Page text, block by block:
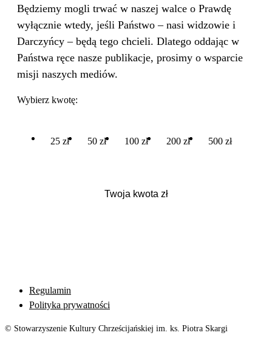
Będziemy mogli trwać w naszej walce o Prawdę
wyłącznie wtedy, jeśli Państwo – nasi widzowie i
Darczyńcy – będą tego chcieli. Dlatego oddając w
Państwa ręce nasze publikacje, prosimy o wsparcie
misji naszych mediów.
Wybierz kwotę:
25 zł 50 zł 100 zł 200 zł 500 zł
Regulamin
Polityka prywatności
© Stowarzyszenie Kultury Chrześcijańskiej im. ks. Piotra Skargi